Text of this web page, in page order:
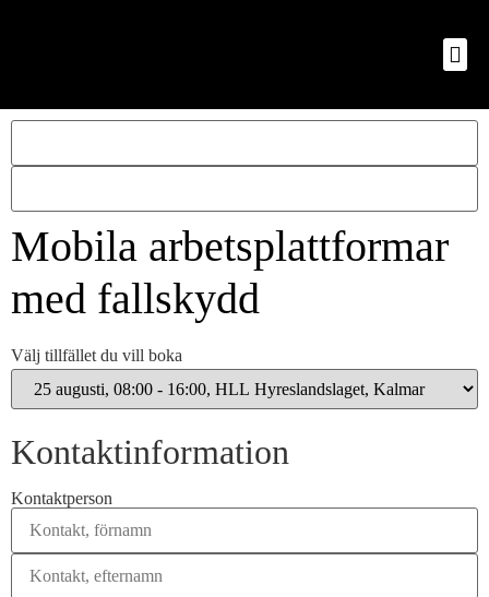
Mobila arbetsplattformar
med fallskydd
Välj tillfället du vill boka
Kontaktinformation
Kontaktperson